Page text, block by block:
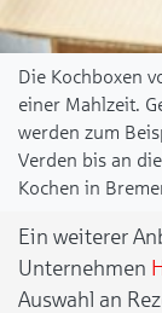
Die Kochboxen
einer Mahlzeit.
werden zum
Verden bis an
Kochen in
Ein weiterer
Unternehmen
Auswahl an